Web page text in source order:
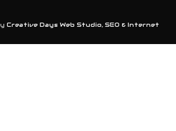
Creative Days Web Studio, SEO & Internet